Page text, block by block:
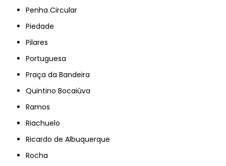
Penha Circular
Piedade
Pilares
Portuguesa
Praça da Bandeira
Quintino Bocaiúva
Ramos
Riachuelo
Ricardo de Albuquerque
Rocha